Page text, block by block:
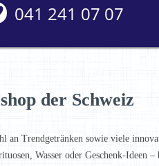
041 241 07 07
der Schweiz
an Trendgetränken sowie viele
Wasser oder Geschenk-Ideen